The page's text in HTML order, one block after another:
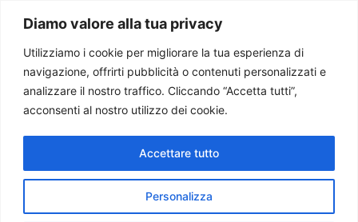
Diamo valore alla tua privacy
Utilizziamo i cookie per migliorare la tua esperienza di
navigazione, offrirti pubblicità o contenuti personalizzati e
analizzare il nostro traffico. Cliccando “Accetta tutti”,
acconsenti al nostro utilizzo dei cookie.
Personalizza
Accettare tutto
Paolo Ondarza
Tag:maternitÃ
Donna e vita. Paola Bonzi: in
dialogo per la vita